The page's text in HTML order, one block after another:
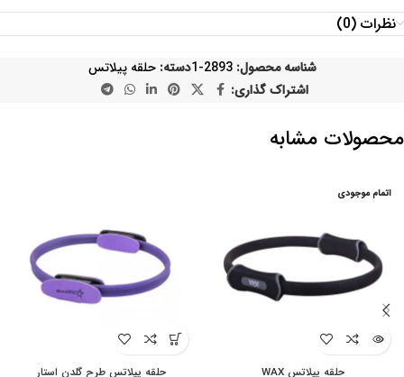
نظرات (0)
شناسه محصول:2893-1 دسته: حلقه پیلاتس
اشتراک گذاری:
محصولات مشابه
اتمام موجودی
حلقه پیلاتس WAX حلقه پیلاتس طرح گلدن استار